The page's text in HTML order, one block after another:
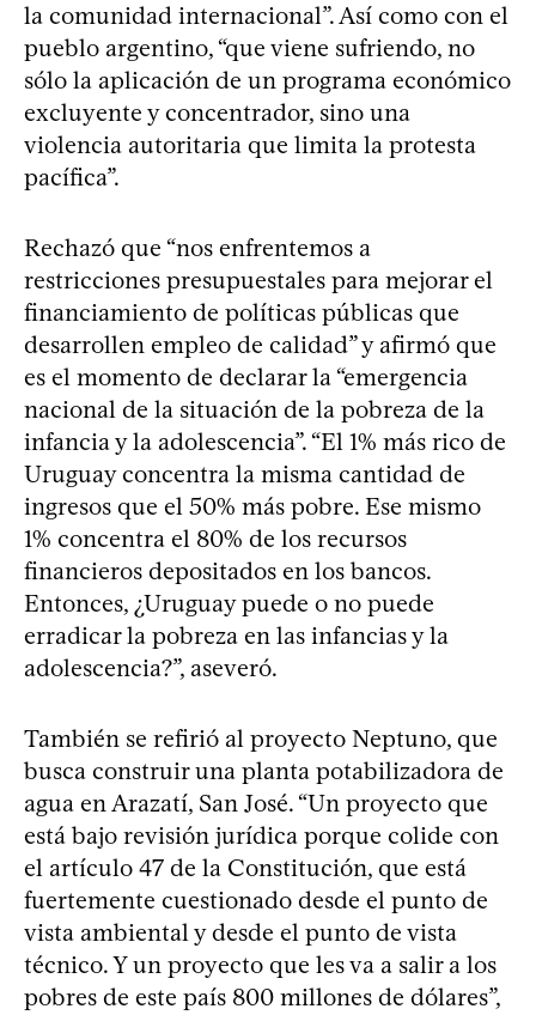
la comunidad internacional”. Así como con el
pueblo argentino, “que viene sufriendo, no
sólo la aplicación de un programa económico
excluyente y concentrador, sino una
violencia autoritaria que limita la protesta
pacífica”.
Rechazó que “nos enfrentemos a
restricciones presupuestales para mejorar el
financiamiento de políticas públicas que
desarrollen empleo de calidad” y afirmó que
es el momento de declarar la “emergencia
nacional de la situación de la pobreza de la
infancia y la adolescencia”. “El 1% más rico de
Uruguay concentra la misma cantidad de
ingresos que el 50% más pobre. Ese mismo
1% concentra el 80% de los recursos
financieros depositados en los bancos.
Entonces, ¿Uruguay puede o no puede
erradicar la pobreza en las infancias y la
adolescencia?”, aseveró.
También se refirió al proyecto Neptuno, que
busca construir una planta potabilizadora de
agua en Arazatí, San José. “Un proyecto que
está bajo revisión jurídica porque colide con
el artículo 47 de la Constitución, que está
fuertemente cuestionado desde el punto de
vista ambiental y desde el punto de vista
técnico. Y un proyecto que les va a salir a los
pobres de este país 800 millones de dólares”,